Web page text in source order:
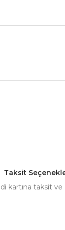
Taksit
kartına taksit ve